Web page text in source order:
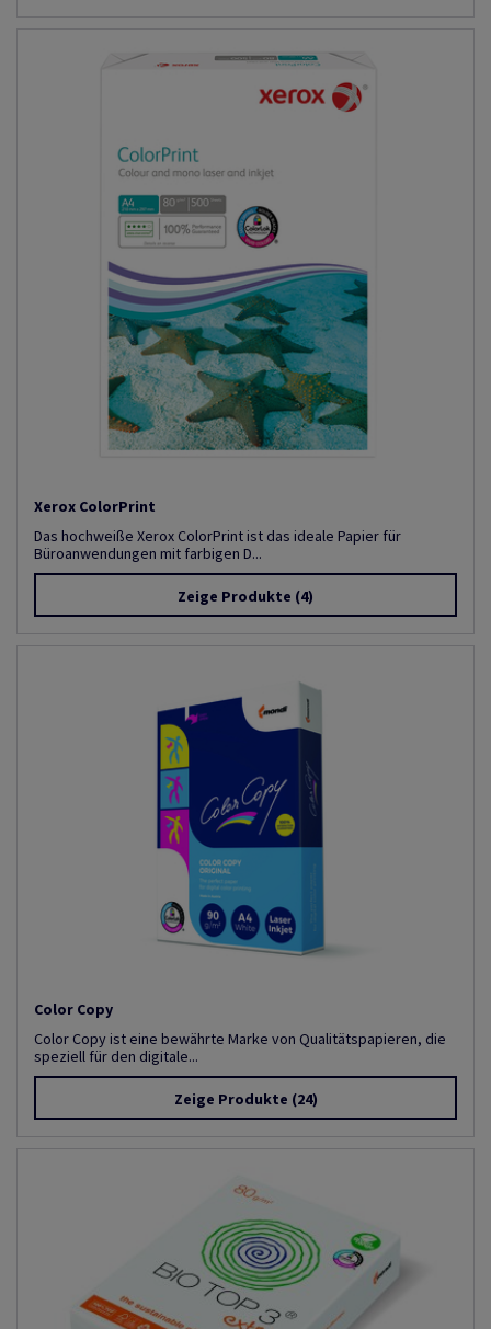
Xerox ColorPrint
Das hochweiße Xerox ColorPrint ist das ideale Papier für
Büroanwendungen mit farbigen D...
Zeige Produkte (4)
Color Copy
Color Copy ist eine bewährte Marke von Qualitätspapieren, die
speziell für den digitale...
Zeige Produkte (24)